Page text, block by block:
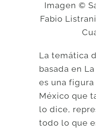
Imagen ©
Fabio
La temática
basada en
es una
México que
lo dice,
todo lo que